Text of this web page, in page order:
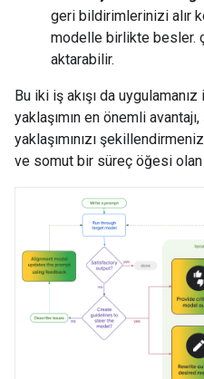
geri bildirimlerinizi alır
modelle birlikte besler.
aktarabilir.
Bu iki iş akışı da
yaklaşımın en önemli avantajı,
yaklaşımınızı
ve somut bir süreç öğesi olan